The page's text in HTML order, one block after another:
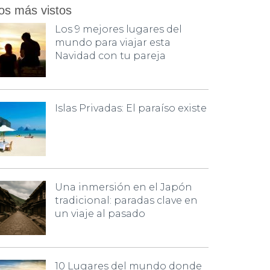
más vistos
Los 9 mejores lugares del
mundo para viajar esta
Navidad con tu pareja
Islas Privadas: El paraíso existe
Una inmersión en el Japón
tradicional: paradas clave en
un viaje al pasado
10 Lugares del mundo donde